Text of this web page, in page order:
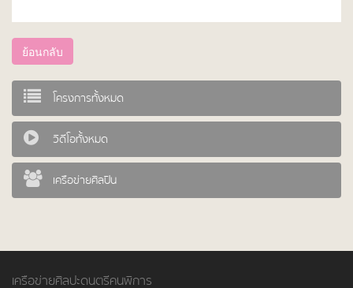
ย้อนกลับ
โครงการทั้งหมด
วิดีโอทั้งหมด
เครือข่ายศิลปิน
เครือข่ายศิลปะดนตรีคนพิการ